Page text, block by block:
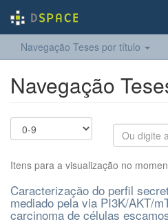
Navegação Teses por título
Navegação
Itens para a visualização no
Caracterização do perfil
mediado pela via PI3K/AKT/
carcinoma de células